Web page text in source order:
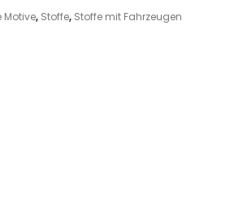
Motive, Stoffe, Stoffe mit Fahrzeugen